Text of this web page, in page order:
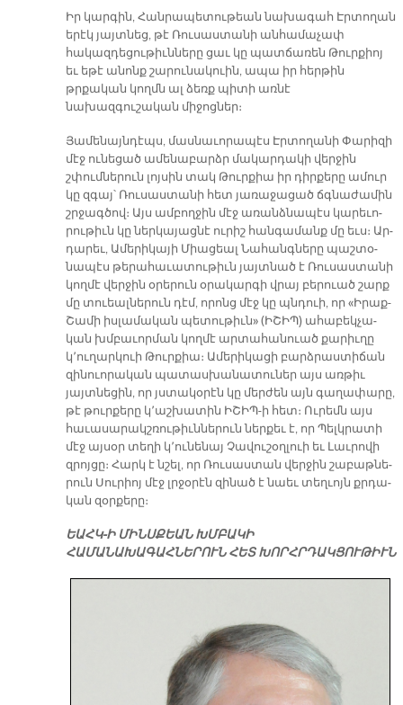
Իր կարգին, Հանրապետութեան նախագահ Էրտողան
երէկ յայտնեց, թէ Ռուսաստանի անհամաչափ
հակազդեցութիւնները ցաւ կը պատճառեն Թուրքիոյ
եւ եթէ անոնք շարունակուին, ապա իր հերթին
թրքական կողմն ալ ձեռք պիտի առնէ
նախազգուշական միջոցներ։
Յա­մե­նայն­դէպս, մաս­նա­ւո­րա­պէս Էր­տո­ղա­նի Փա­րի­զի
մէջ ու­նե­ցած ա­մե­նա­բարձր մա­կար­դա­կի վեր­ջին
շփում­նե­րուն լոյ­սին տակ Թուր­քիա իր դիր­քե­րը ա­մուր
կը զգայ՝ Ռու­սաս­տա­նի հետ յա­ռա­ջա­ցած ճգնա­ժա­մին
շրջագ­ծով։ Այս ամ­բող­ջին մէջ ա­ռանձ­նա­պէս կա­րե­ւո­
րու­թիւն կը ներ­կա­յաց­նէ ու­րիշ հան­գա­մանք մը եւս։ Ար­
դա­րեւ, Ա­մե­րի­կա­յի Միա­ցեալ Նա­հանգ­նե­րը պաշ­տօ­
նա­պէս թե­րա­հա­ւա­տու­թիւն յայտ­նած է Ռու­սաս­տա­նի
կող­մէ վեր­ջին օ­րե­րուն օ­րա­կար­գի վրայ բե­րուած շարք
մը տուեալ­նե­րուն դէմ, ո­րոնց մէջ կը պնդուի, որ «Ի­րաք-
Շա­մի իս­լա­մա­կան պե­տու­թիւն» (Ի­ՇԻՊ) ա­հա­բեկ­չա­
կան խմբա­ւոր­ման կող­մէ ար­տա­հա­նուած քա­րիւ­ղը
կ՚ու­ղար­կուի Թուր­քիա։ Ա­մե­րի­կա­ցի բարձ­րաս­տի­ճան
զի­նուո­րա­կան պա­տաս­խա­նա­տու­ներ այս առ­թիւ
յայտ­նե­ցին, որ յստա­կօ­րէն կը մեր­ժեն այն գա­ղա­փա­րը,
թէ թուր­քե­րը կ՚աշ­խա­տին Ի­ՇԻՊ-ի հետ։ Ու­րեմն այս
հա­ւա­սա­րակշ­ռու­թիւն­նե­րուն ներ­քեւ է, որ Պելկ­րա­տի
մէջ այ­սօր տե­ղի կ՚ու­նե­նայ Չա­վու­շօղ­լուի եւ Լաւ­րո­վի
զրոյ­ցը։ Հարկ է նշել, որ Ռու­սաս­տան վեր­ջին շա­բաթ­նե­
րուն Սու­րիոյ մէջ լրջօ­րէն զի­նած է նաեւ տեղ­ւոյն քրդա­
կան զօր­քե­րը։
ԵԱՀԿ-Ի ՄԻՆՍՔԵԱՆ ԽՄԲԱԿԻ
ՀԱՄԱՆԱԽԱԳԱՀՆԵՐՈՒՆ ՀԵՏ ԽՈՐՀՐԴԱԿՑՈՒԹԻՒՆ